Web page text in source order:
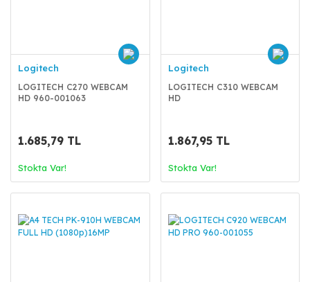
Logitech
LOGITECH C270 WEBCAM
HD 960-001063
1.685,79 TL
Stokta Var!
Logitech
LOGITECH C310 WEBCAM
HD
1.867,95 TL
Stokta Var!